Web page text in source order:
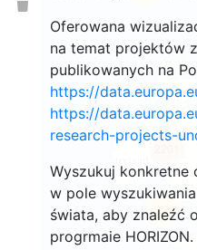
Oferowana
na temat projektów
publikowanych na
https://
https://
research-projects-
Wyszukuj konkretne
w pole
świata, aby znaleźć
progrmaie HORIZON.
12